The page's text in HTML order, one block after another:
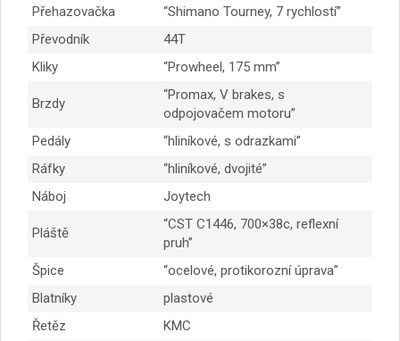
Přehazovačka
“Shimano Tourney, 7 rychlostí”
Převodník
44T
Kliky
“Prowheel, 175 mm”
Brzdy
“Promax, V brakes, s
odpojovačem motoru”
Pedály
“hliníkové, s odrazkami”
Ráfky
“hliníkové, dvojité”
Náboj
Joytech
Pláště
“CST C1446, 700×38c, reflexní
pruh”
Špice
“ocelové, protikorozní úprava”
Blatníky
plastové
Řetěz
KMC